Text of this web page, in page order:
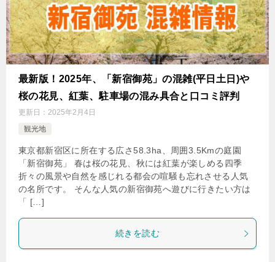
最新版！2025年、「新宿御苑」の混雑(平日土日)や
桜の花見、紅葉、駐車場の混み具合と口コミ評判
更新日： 2025年2月4日
観光地
東京都新宿区に所在する広さ58.3ha、周囲3.5Kmの庭園
「新宿御苑」 春は桜の花見、秋には紅葉が楽しめる四季
折々の風景や自然を感じれる都会の喧騒も忘れさせる人気
の名所です。 そんな人気の新宿御苑へ遊びに行きたい方は
「 […]
続きを読む